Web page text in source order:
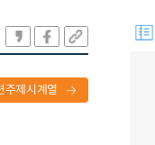
주제시계열